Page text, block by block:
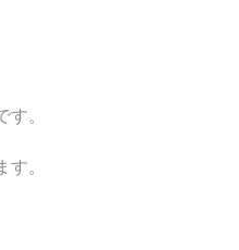
。
。